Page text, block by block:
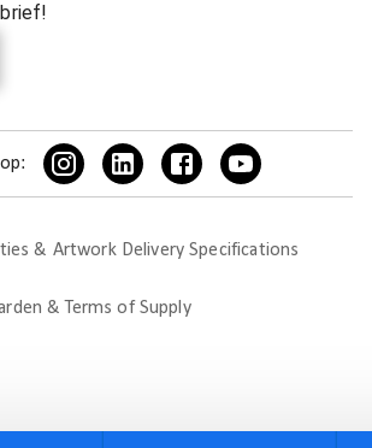
& Artwork Delivery Specifications
& Terms of Supply